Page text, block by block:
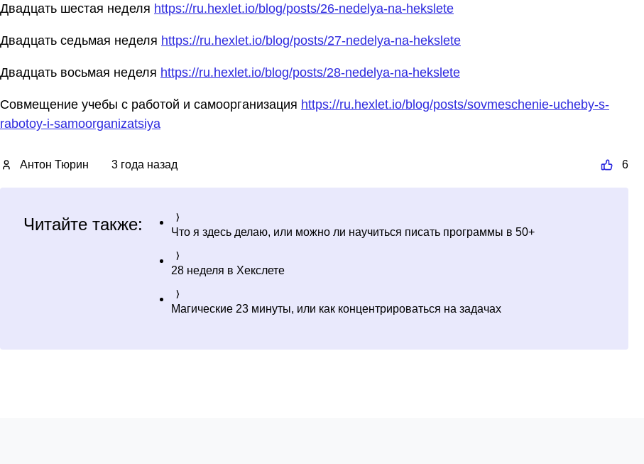
Двадцать шестая неделя https://ru.hexlet.io/blog/posts/26-nedelya-na-hekslete
Двадцать седьмая неделя https://ru.hexlet.io/blog/posts/27-nedelya-na-hekslete
Двадцать восьмая неделя https://ru.hexlet.io/blog/posts/28-nedelya-na-hekslete
Совмещение учебы с работой и самоорганизация https://ru.hexlet.io/blog/posts/sovmeschenie-ucheby-s-
rabotoy-i-samoorganizatsiya
Антон Тюрин 3 года назад 6
Читайте также: Что я здесь делаю, или можно ли научиться писать программы в 50+
28 неделя в Хекслете
Магические 23 минуты, или как концентрироваться на задачах